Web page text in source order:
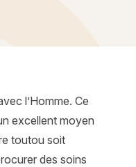
l’Homme. Ce
excellent moyen
toutou soit
des soins